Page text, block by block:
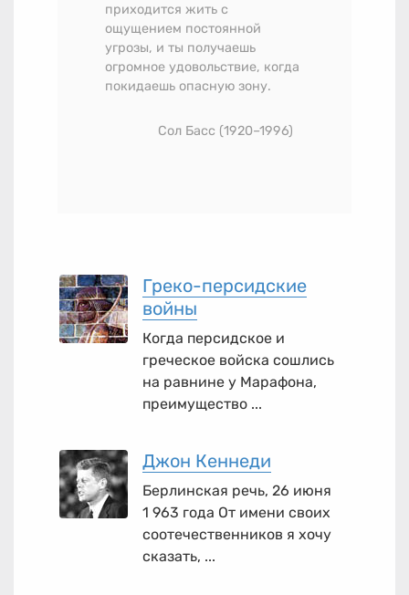
приходится жить с
ощущением постоянной
угрозы, и ты получаешь
огромное удовольствие, когда
покидаешь опасную зону.
Сол Басс (1920–1996)
Греко-персидские
войны
Когда персидское и
греческое войска сошлись
на равнине у Марафона,
преимущество ...
Джон Кеннеди
Берлинская речь, 26 июня
1 963 года От имени своих
соотечественников я хочу
сказать, ...